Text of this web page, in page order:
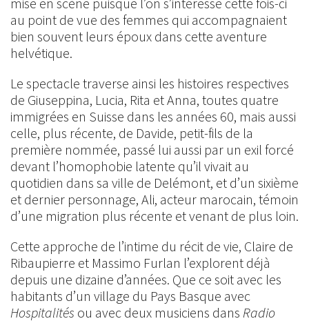
au point de vue des femmes qui accompagnaient
bien souvent leurs époux dans cette aventure
helvétique.
Le spectacle traverse ainsi les histoires respectives
de Giuseppina, Lucia, Rita et Anna, toutes quatre
immigrées en Suisse dans les années 60, mais aussi
celle, plus récente, de Davide, petit-fils de la
première nommée, passé lui aussi par un exil forcé
devant l’homophobie latente qu’il vivait au
quotidien dans sa ville de Delémont, et d’un sixième
et dernier personnage, Ali, acteur marocain, témoin
d’une migration plus récente et venant de plus loin.
Cette approche de l’intime du récit de vie, Claire de
Ribaupierre et Massimo Furlan l’explorent déjà
depuis une dizaine d’années. Que ce soit avec les
habitants d’un village du Pays Basque avec
Hospitalités ou avec deux musiciens dans Radio